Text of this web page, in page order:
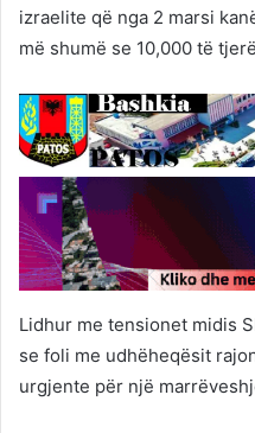
izraelite që nga 2 marsi
më shumë se 10,000 të
Lidhur me tensionet midis
se foli me udhëheqësit
urgjente për një